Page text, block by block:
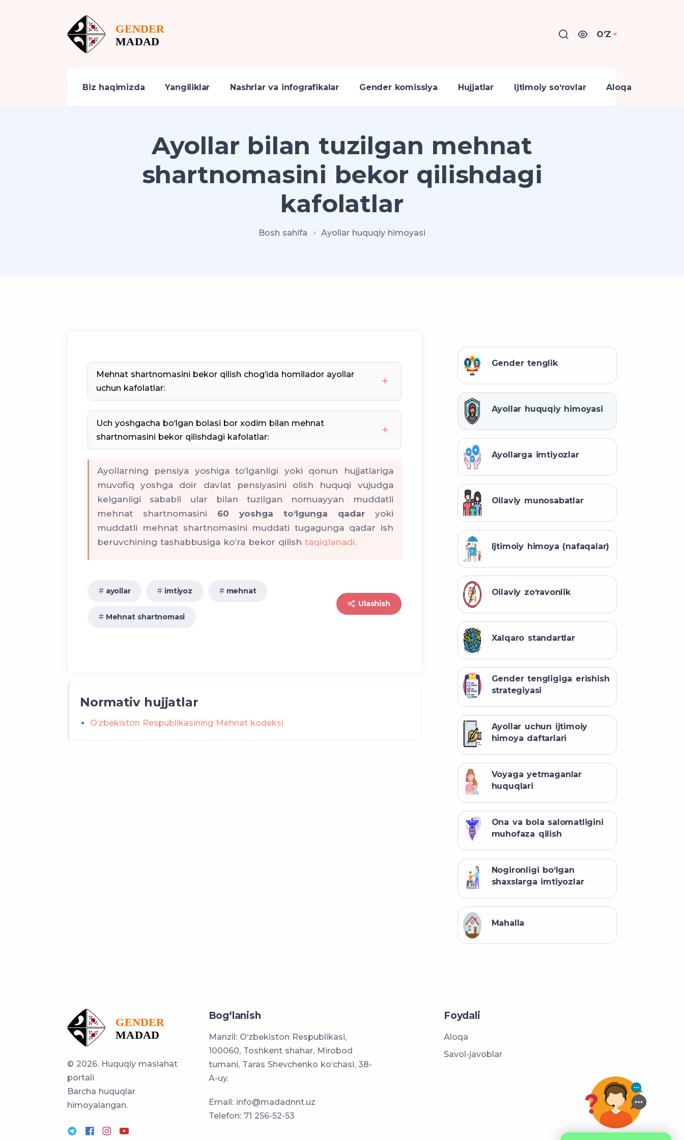
OʻZ
Biz haqimizda Yangiliklar Nashrlar va infografikalar Gender komissiya Hujjatlar Ijtimoiy so‘rovlar Aloqa
Ayollar bilan tuzilgan mehnat
shartnomasini bekor qilishdagi
kafolatlar
Bosh sahifa Ayollar huquqiy himoyasi
Mehnat shartnomasini bekor qilish chog‘ida homilador ayollar
uchun kafolatlar:
Homilador ayollar
bekor qilishga yo‘l qo‘yilmaydi
mustasno
mehnat shartnomasining
muddati tugagan taqdirda
ayolning yozma arizasiga
binoan
3 oyda ko‘pi
bilan bir marta
Ayol bilan tuzilgan mehnat shartnomasining muddati tugaganligi
munosabati bilan
Uch yoshgacha bo‘lgan bolasi bor xodim bilan mehnat
shartnomasini bekor qilishdagi kafolatlar:
yolg‘iz tarbiyalayotgan ota
1, 4 va 5-bandlarida
3 yoshga to‘lguniga qadar bola parvarishlash ta’tilida
Ayollarning pensiya yoshiga to‘lganligi yoki qonun hujjatlariga
muvofiq yoshga doir davlat pensiyasini olish huquqi vujudga
kelganligi sababli ular bilan tuzilgan nomuayyan muddatli
mehnat shartnomasini 60 yoshga to‘lgunga qadaryoki
muddatli mehnat shartnomasini muddati tugagunga qadar ish
beruvchining tashabbusiga ko‘ra bekor qilish taqiqlanadi.
ayollar imtiyoz mehnat
Mehnat shartnomasi
Ulashish
Normativ hujjatlar
O‘zbekiston Respublikasining Mehnat kodeksi
Gender tenglik
Ayollar huquqiy himoyasi
Ayollarga imtiyozlar
Oilaviy munosabatlar
Ijtimoiy himoya (nafaqalar)
Oilaviy zo‘ravonlik
Xalqaro standartlar
Gender tengligiga erishish
strategiyasi
Ayollar uchun ijtimoiy
himoya daftarlari
Voyaga yetmaganlar
huquqlari
Ona va bola salomatligini
muhofaza qilish
Nogironligi bo‘lgan
shaxslarga imtiyozlar
Mahalla
© 2026. Huquqiy maslahat
portali
Barcha huquqlar
himoyalangan.
Bog‘lanish
Manzil: O‘zbekiston Respublikasi,
100060, Toshkent shahar, Mirobod
tumani, Taras Shevchenko ko‘chasi, 38-
A-uy.
Email: info@madadnnt.uz
Telefon: 71 256-52-53
Foydali
Aloqa
Savol-javoblar